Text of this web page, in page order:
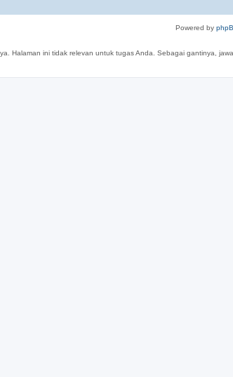
Powered by
Halaman ini tidak relevan untuk tugas Anda. Sebagai gantinya,